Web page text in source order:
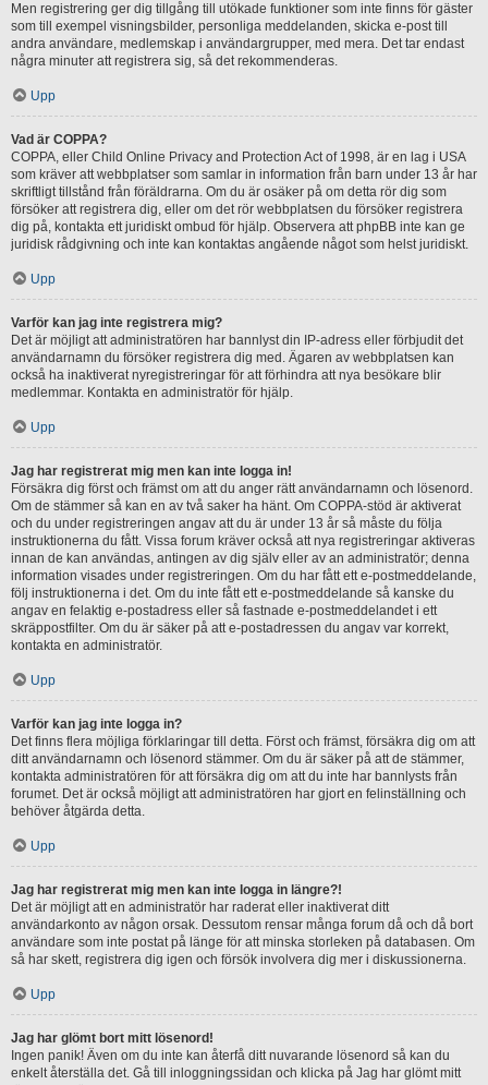
Men registrering ger dig tillgång till utökade funktioner som inte finns för gäster
som till exempel visningsbilder, personliga meddelanden, skicka e-post till
andra användare, medlemskap i användargrupper, med mera. Det tar endast
några minuter att registrera sig, så det rekommenderas.
Upp
Vad är COPPA?
COPPA, eller Child Online Privacy and Protection Act of 1998, är en lag i USA
som kräver att webbplatser som samlar in information från barn under 13 år har
skriftligt tillstånd från föräldrarna. Om du är osäker på om detta rör dig som
försöker att registrera dig, eller om det rör webbplatsen du försöker registrera
dig på, kontakta ett juridiskt ombud för hjälp. Observera att phpBB inte kan ge
juridisk rådgivning och inte kan kontaktas angående något som helst juridiskt.
Upp
Varför kan jag inte registrera mig?
Det är möjligt att administratören har bannlyst din IP-adress eller förbjudit det
användarnamn du försöker registrera dig med. Ägaren av webbplatsen kan
också ha inaktiverat nyregistreringar för att förhindra att nya besökare blir
medlemmar. Kontakta en administratör för hjälp.
Upp
Jag har registrerat mig men kan inte logga in!
Försäkra dig först och främst om att du anger rätt användarnamn och lösenord.
Om de stämmer så kan en av två saker ha hänt. Om COPPA-stöd är aktiverat
och du under registreringen angav att du är under 13 år så måste du följa
instruktionerna du fått. Vissa forum kräver också att nya registreringar aktiveras
innan de kan användas, antingen av dig själv eller av an administratör; denna
information visades under registreringen. Om du har fått ett e-postmeddelande,
följ instruktionerna i det. Om du inte fått ett e-postmeddelande så kanske du
angav en felaktig e-postadress eller så fastnade e-postmeddelandet i ett
skräppostfilter. Om du är säker på att e-postadressen du angav var korrekt,
kontakta en administratör.
Upp
Varför kan jag inte logga in?
Det finns flera möjliga förklaringar till detta. Först och främst, försäkra dig om att
ditt användarnamn och lösenord stämmer. Om du är säker på att de stämmer,
kontakta administratören för att försäkra dig om att du inte har bannlysts från
forumet. Det är också möjligt att administratören har gjort en felinställning och
behöver åtgärda detta.
Upp
Jag har registrerat mig men kan inte logga in längre?!
Det är möjligt att en administratör har raderat eller inaktiverat ditt
användarkonto av någon orsak. Dessutom rensar många forum då och då bort
användare som inte postat på länge för att minska storleken på databasen. Om
så har skett, registrera dig igen och försök involvera dig mer i diskussionerna.
Upp
Jag har glömt bort mitt lösenord!
Ingen panik! Även om du inte kan återfå ditt nuvarande lösenord så kan du
enkelt återställa det. Gå till inloggningssidan och klicka på Jag har glömt mitt